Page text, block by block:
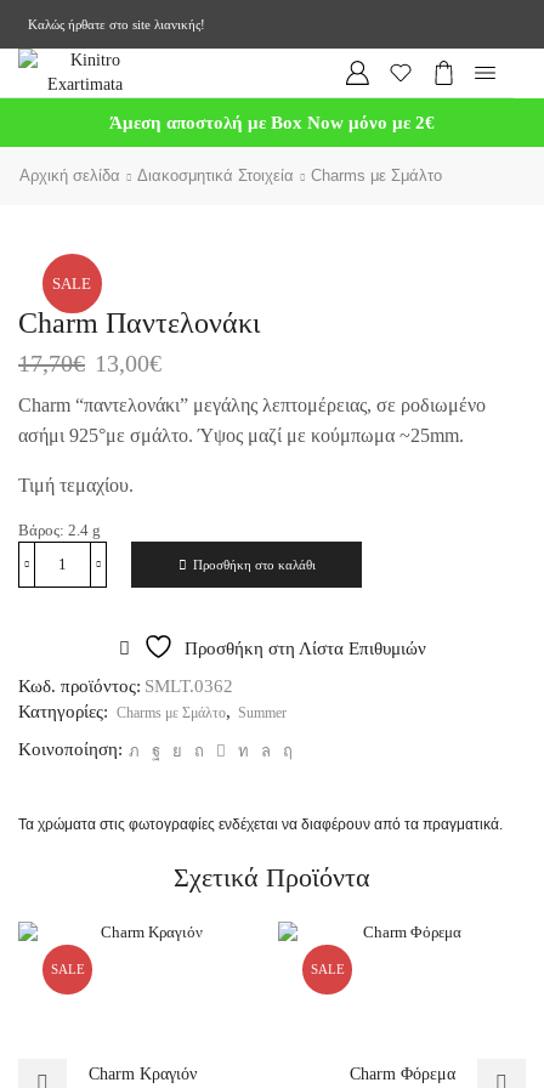
Καλώς ήρθατε στο site λιανικής!
Άμεση αποστολή με Box Now μόνο με 2€
Αρχική σελίδα Διακοσμητικά Στοιχεία Charms με Σμάλτο
SALE
Charm Παντελονάκι
17,70€ 13,00€
Charm “παντελονάκι” μεγάλης λεπτομέρειας, σε ροδιωμένο
ασήμι 925°με σμάλτο. Ύψος μαζί με κούμπωμα ~25mm.
Τιμή τεμαχίου.
Βάρος: 2.4 g
Προσθήκη στο καλάθι
Προσθήκη στη Λίστα Επιθυμιών
Κωδ. προϊόντος: SMLT.0362
Κατηγορίες: Charms με Σμάλτο, Summer
Κοινοποίηση:
Τα χρώματα στις φωτογραφίες ενδέχεται να διαφέρουν από τα πραγματικά.
Σχετικά Προϊόντα
SALE
Charm Κραγιόν
SALE
Charm Φόρεμα